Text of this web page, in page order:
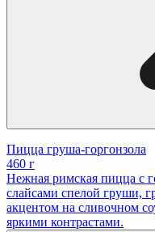
Пицца груша-горгонзола
460 г
Нежная римская пицца с
слайсами спелой груши,
акцентом на сливочном
яркими контрастами.